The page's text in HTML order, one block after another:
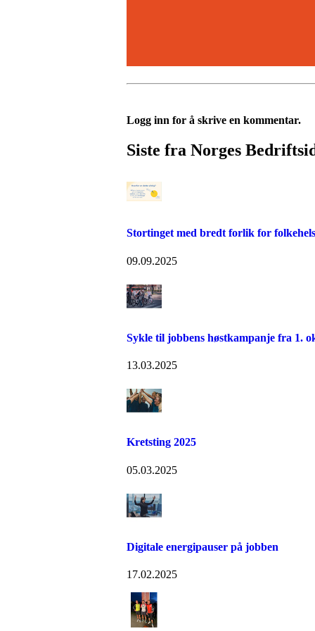
Logg inn for å skrive en kommentar.
Siste fra Norges
Stortinget med bredt forlik for
09.09.2025
Sykle til jobbens høstkampanje fra 1.
13.03.2025
Kretsting 2025
05.03.2025
Digitale energipauser på jobben
17.02.2025